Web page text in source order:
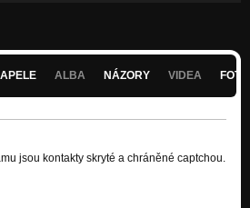
ALBA NÁZORY VIDEA
jsou kontakty skryté a chráněné captchou.